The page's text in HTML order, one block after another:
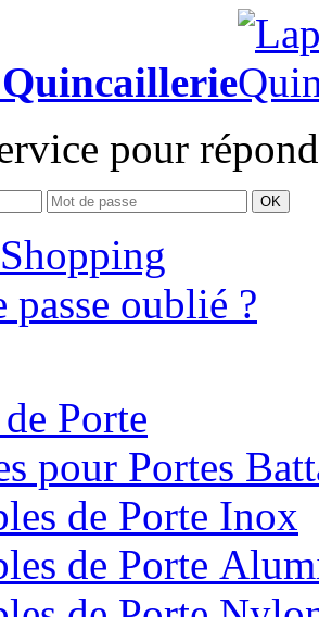
pour
OK
passe oublié ?
Porte
pour Portes
de Porte Inox
de Porte